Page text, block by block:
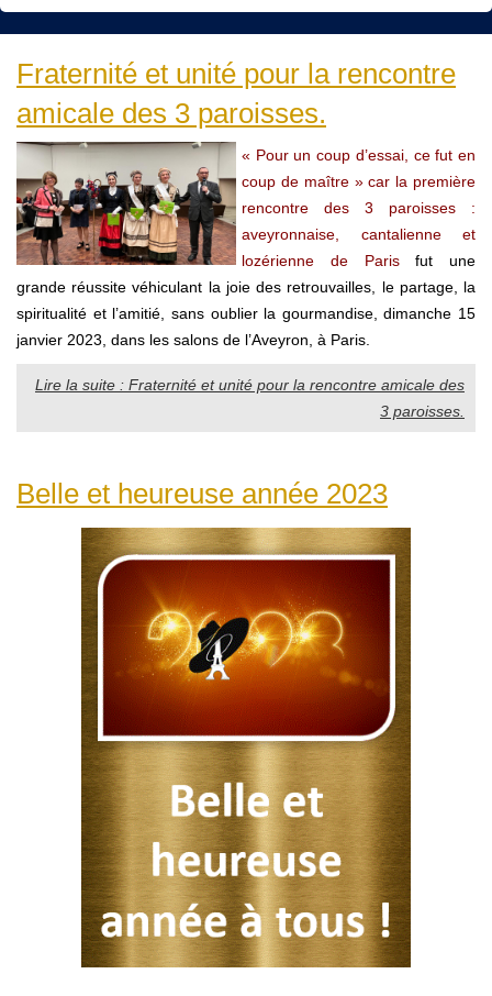
Fraternité et unité pour la rencontre
amicale des 3 paroisses.
« Pour un coup d’essai, ce fut en
coup de maître » car la première
rencontre des 3 paroisses :
aveyronnaise, cantalienne et
lozérienne de Parisfut une
grande réussite véhiculant la joie des retrouvailles, le partage, la
spiritualité et l’amitié, sans oublier la gourmandise, dimanche 15
janvier 2023, dans les salons de l’Aveyron, à Paris.
Lire la suite : Fraternité et unité pour la rencontre amicale des
3 paroisses.
Belle et heureuse année 2023